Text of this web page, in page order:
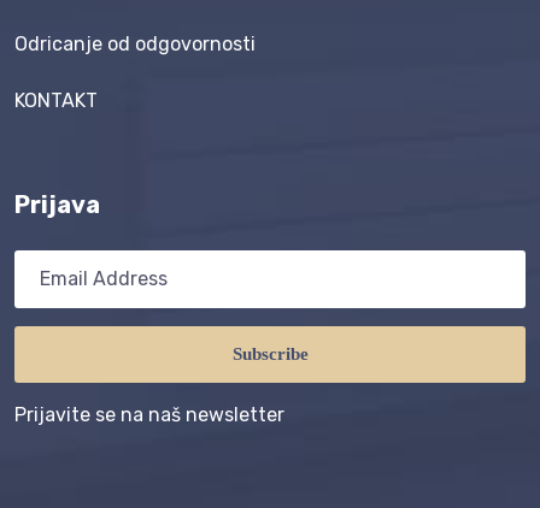
Odricanje od odgovornosti
KONTAKT
Prijava
Subscribe
Prijavite se na naš newsletter